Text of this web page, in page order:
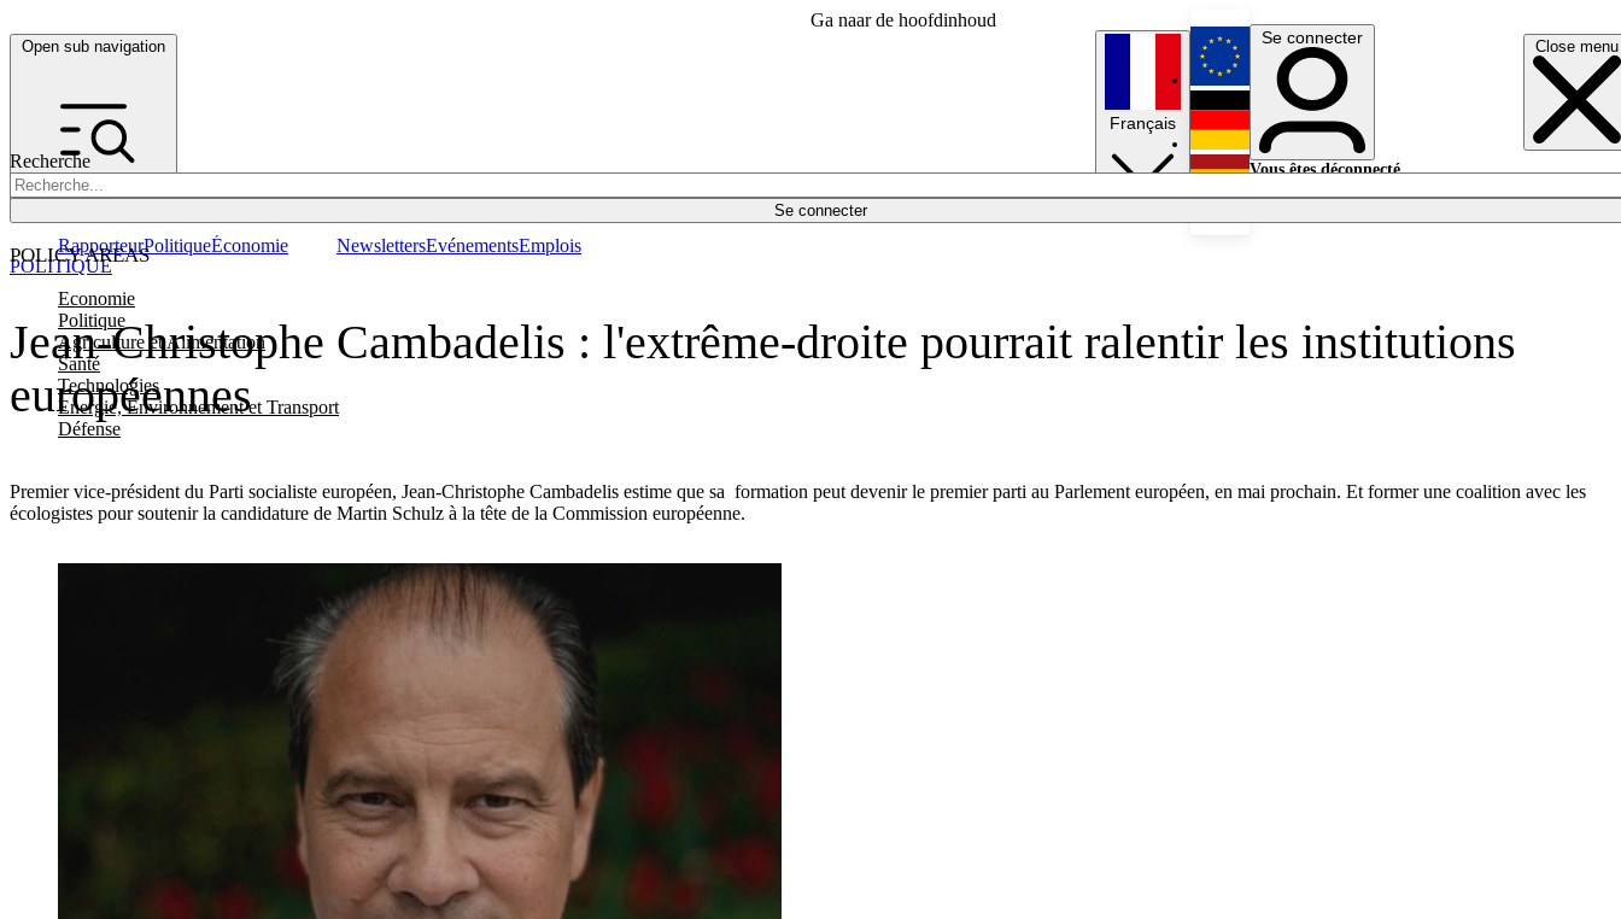
Ga naar de hoofdinhoud
Open sub navigation Close menu
Recherche
Se connecter
POLICY AREAS
Economie
Politique
Agriculture et Alimentation
Santé
Technologies
Energie, Environnement et Transport
Défense
RapporteurPolitiqueÉconomie NewslettersEvénementsEmplois
Français
English
Deutsch
Se connecter
Vous êtes déconnecté.
Jean-Christophe Cambadelis : l'extrême-droite pourrait ralentir les institutions
européennes
Premier vice-président du Parti socialiste européen, Jean-Christophe Cambadelis estime que sa formation peut devenir le premier parti au Parlement européen, en mai prochain. Et former une coalition avec les
écologistes pour soutenir la candidature de Martin Schulz à la tête de la Commission européenne.
POLITIQUE